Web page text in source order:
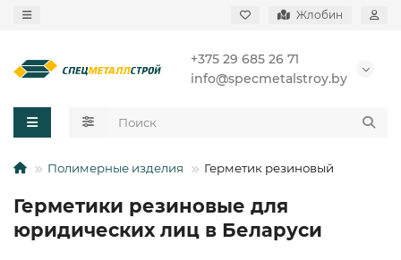
Жлобин
+375 29 685 26 71
info@specmetalstroy.by
Полимерные изделия Герметик резиновый
Герметики резиновые для
юридических лиц в Беларуси